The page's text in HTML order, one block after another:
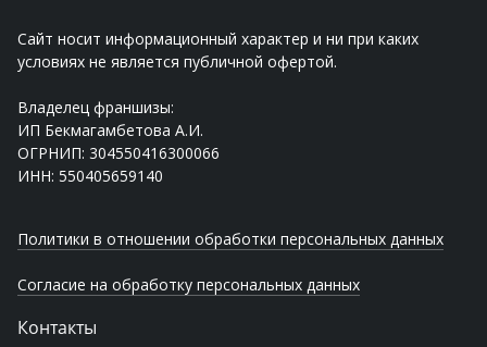
Сайт носит информационный характер и ни при каких
условиях не является публичной офертой.
Владелец франшизы:
ИП Бекмагамбетова А.И.
ОГРНИП: 304550416300066
ИНН: 550405659140
Политики в отношении обработки персональных данных
Согласие на обработку персональных данных
Контакты